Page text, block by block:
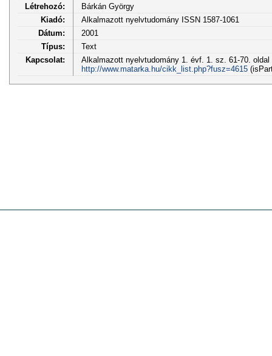
Létrehozó:
Bárkán György
Kiadó:
Alkalmazott nyelvtudomány ISSN 1587-1061
Dátum:
2001
Típus:
Text
Kapcsolat:
Alkalmazott nyelvtudomány 1. évf. 1. sz. 61-70. oldal
http://www.matarka.hu/cikk_list.php?fusz=4615